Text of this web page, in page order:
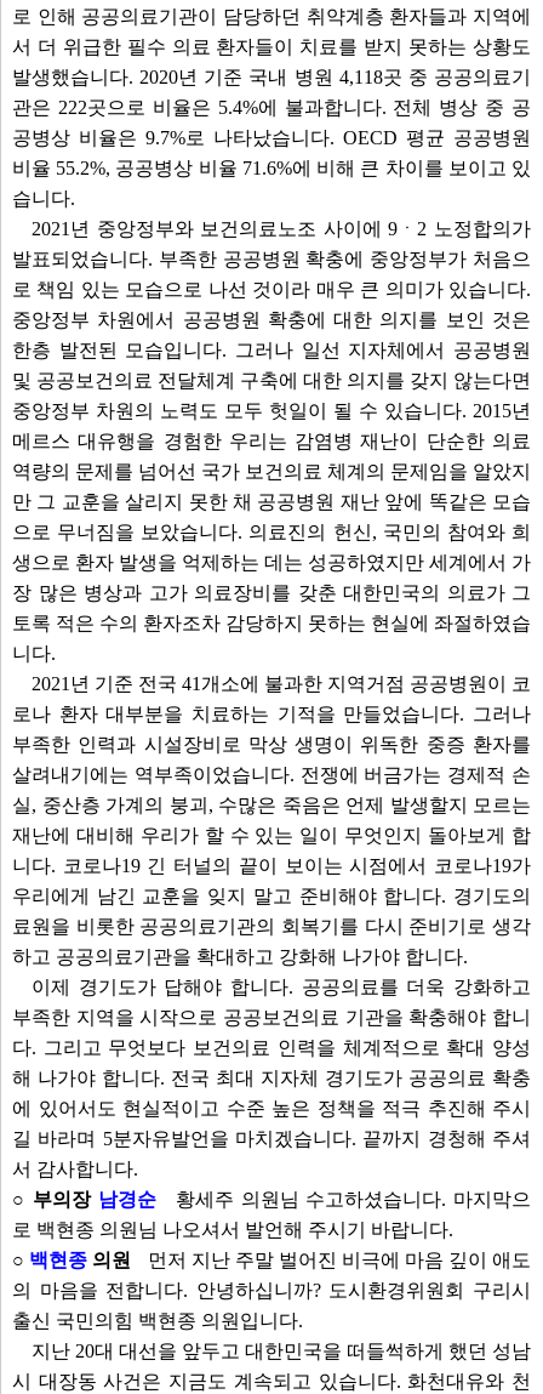
로 인해 공공의료기관이 담당하던 취약계층 환자들과 지역에
서 더 위급한 필수 의료 환자들이 치료를 받지 못하는 상황도
발생했습니다. 2020년 기준 국내 병원 4,118곳 중 공공의료기
관은 222곳으로 비율은 5.4%에 불과합니다. 전체 병상 중 공
공병상 비율은 9.7%로 나타났습니다. OECD 평균 공공병원
비율 55.2%, 공공병상 비율 71.6%에 비해 큰 차이를 보이고 있
습니다.
2021년 중앙정부와 보건의료노조 사이에 9ㆍ2 노정합의가
발표되었습니다. 부족한 공공병원 확충에 중앙정부가 처음으
로 책임 있는 모습으로 나선 것이라 매우 큰 의미가 있습니다.
중앙정부 차원에서 공공병원 확충에 대한 의지를 보인 것은
한층 발전된 모습입니다. 그러나 일선 지자체에서 공공병원
및 공공보건의료 전달체계 구축에 대한 의지를 갖지 않는다면
중앙정부 차원의 노력도 모두 헛일이 될 수 있습니다. 2015년
메르스 대유행을 경험한 우리는 감염병 재난이 단순한 의료
역량의 문제를 넘어선 국가 보건의료 체계의 문제임을 알았지
만 그 교훈을 살리지 못한 채 공공병원 재난 앞에 똑같은 모습
으로 무너짐을 보았습니다. 의료진의 헌신, 국민의 참여와 희
생으로 환자 발생을 억제하는 데는 성공하였지만 세계에서 가
장 많은 병상과 고가 의료장비를 갖춘 대한민국의 의료가 그
토록 적은 수의 환자조차 감당하지 못하는 현실에 좌절하였습
니다.
2021년 기준 전국 41개소에 불과한 지역거점 공공병원이 코
로나 환자 대부분을 치료하는 기적을 만들었습니다. 그러나
부족한 인력과 시설장비로 막상 생명이 위독한 중증 환자를
살려내기에는 역부족이었습니다. 전쟁에 버금가는 경제적 손
실, 중산층 가계의 붕괴, 수많은 죽음은 언제 발생할지 모르는
재난에 대비해 우리가 할 수 있는 일이 무엇인지 돌아보게 합
니다. 코로나19 긴 터널의 끝이 보이는 시점에서 코로나19가
우리에게 남긴 교훈을 잊지 말고 준비해야 합니다. 경기도의
료원을 비롯한 공공의료기관의 회복기를 다시 준비기로 생각
하고 공공의료기관을 확대하고 강화해 나가야 합니다.
이제 경기도가 답해야 합니다. 공공의료를 더욱 강화하고
부족한 지역을 시작으로 공공보건의료 기관을 확충해야 합니
다. 그리고 무엇보다 보건의료 인력을 체계적으로 확대 양성
해 나가야 합니다. 전국 최대 지자체 경기도가 공공의료 확충
에 있어서도 현실적이고 수준 높은 정책을 적극 추진해 주시
길 바라며 5분자유발언을 마치겠습니다. 끝까지 경청해 주셔
서 감사합니다.
○ 부의장 남경순
황세주 의원님 수고하셨습니다. 마지막으
로 백현종 의원님 나오셔서 발언해 주시기 바랍니다.
○ 백현종 의원
먼저 지난 주말 벌어진 비극에 마음 깊이 애도
의 마음을 전합니다. 안녕하십니까? 도시환경위원회 구리시
출신 국민의힘 백현종 의원입니다.
지난 20대 대선을 앞두고 대한민국을 떠들썩하게 했던 성남
시 대장동 사건은 지금도 계속되고 있습니다. 화천대유와 천